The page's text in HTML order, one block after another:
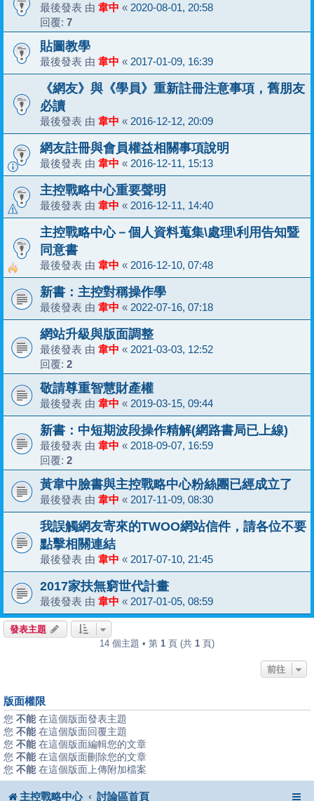
最後發表 由 韋中 « 2020-08-01, 20:58
回覆: 7
貼圖教學
最後發表 由 韋中 « 2017-01-09, 16:39
《網友》與《學員》重新註冊注意事項，舊朋友
必讀
最後發表 由 韋中 « 2016-12-12, 20:09
網友註冊與會員權益相關事項說明
最後發表 由 韋中 « 2016-12-11, 15:13
主控戰略中心重要聲明
最後發表 由 韋中 « 2016-12-11, 14:40
主控戰略中心－個人資料蒐集\處理\利用告知暨
同意書
最後發表 由 韋中 « 2016-12-10, 07:48
新書：主控對稱操作學
最後發表 由 韋中 « 2022-07-16, 07:18
網站升級與版面調整
最後發表 由 韋中 « 2021-03-03, 12:52
回覆: 2
敬請尊重智慧財產權
最後發表 由 韋中 « 2019-03-15, 09:44
新書：中短期波段操作精解(網路書局已上線)
最後發表 由 韋中 « 2018-09-07, 16:59
回覆: 2
黃韋中臉書與主控戰略中心粉絲團已經成立了
最後發表 由 韋中 « 2017-11-09, 08:30
我誤觸網友寄來的TWOO網站信件，請各位不要
點擊相關連結
最後發表 由 韋中 « 2017-07-10, 21:45
2017家扶無窮世代計畫
最後發表 由 韋中 « 2017-01-05, 08:59
發表主題
14 個主題 • 第 1 頁 (共 1 頁)
前往
版面權限
您 不能在這個版面發表主題
您 不能在這個版面回覆主題
您 不能在這個版面編輯您的文章
您 不能在這個版面刪除您的文章
您 不能在這個版面上傳附加檔案
主控戰略中心 討論區首頁